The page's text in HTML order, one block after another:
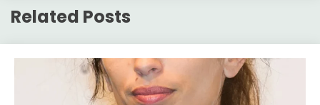
Related Posts